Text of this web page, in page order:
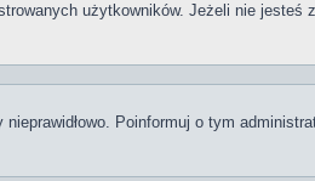
użytkowników. Jeżeli nie jesteś
Poinformuj o tym